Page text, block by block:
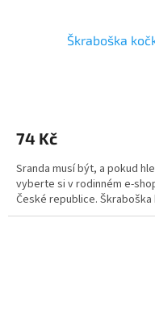
Škraboška
74 Kč
Sranda musí být, a pokud
vyberte si v rodinném e-
České republice.